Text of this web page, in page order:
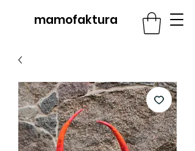
mamofaktura